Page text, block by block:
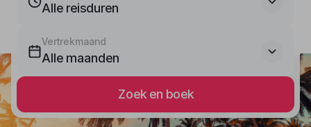
Alle reisduren
Vertrekmaand
Alle maanden
Zoek en boek